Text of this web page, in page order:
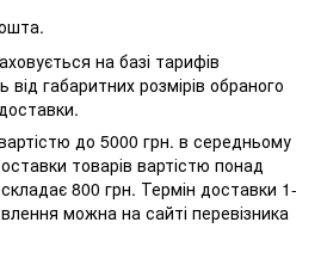
на базі тарифів
габаритних розмірів обраного
до 5000 грн. в середньому
товарів вартістю понад
800 грн. Термін доставки 1-
можна на сайті перевізника